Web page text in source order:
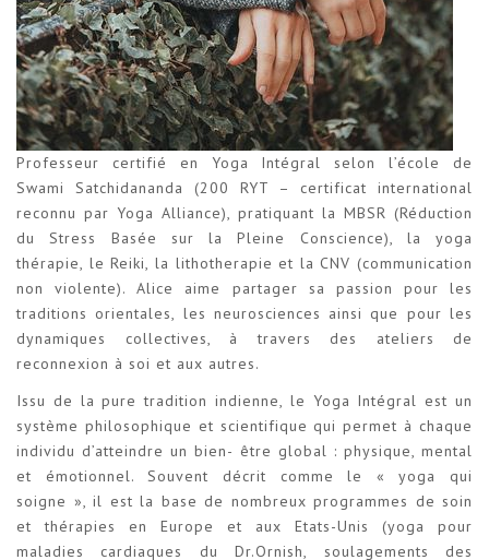
Professeur certifié en Yoga Intégral selon l’école de
Swami Satchidananda (200 RYT – certificat international
reconnu par Yoga Alliance), pratiquant la MBSR (Réduction
du Stress Basée sur la Pleine Conscience), la yoga
thérapie, le Reiki, la lithotherapie et la CNV (communication
non violente). Alice aime partager sa passion pour les
traditions orientales, les neurosciences ainsi que pour les
dynamiques collectives, à travers des ateliers de
reconnexion à soi et aux autres.
Issu de la pure tradition indienne, le Yoga Intégral est un
système philosophique et scientifique qui permet à chaque
individu d’atteindre un bien- être global : physique, mental
et émotionnel. Souvent décrit comme le « yoga qui
soigne », il est la base de nombreux programmes de soin
et thérapies en Europe et aux Etats-Unis (yoga pour
maladies cardiaques du Dr.Ornish, soulagements des